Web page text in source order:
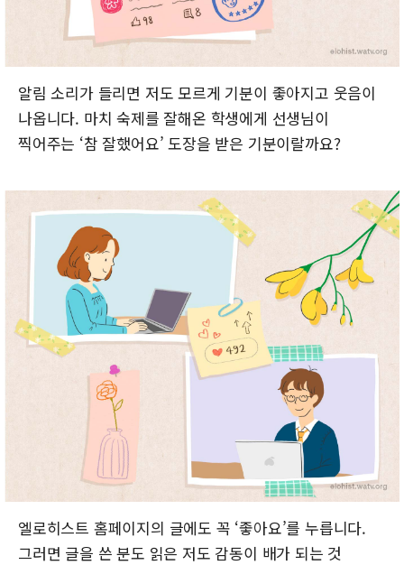
알림 소리가 들리면 저도 모르게 기분이 좋아지고 웃음이
나옵니다. 마치 숙제를 잘해온 학생에게 선생님이
찍어주는 ‘참 잘했어요’ 도장을 받은 기분이랄까요?
엘로히스트 홈페이지의 글에도 꼭 ‘좋아요’를 누릅니다.
그러면 글을 쓴 분도 읽은 저도 감동이 배가 되는 것